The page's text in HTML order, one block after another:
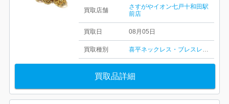
買取店舗
さすがやイオン七戸十和田駅
前店
買取日 08月05日
買取種別 喜平ネックレス・ブレスレット
買取品詳細